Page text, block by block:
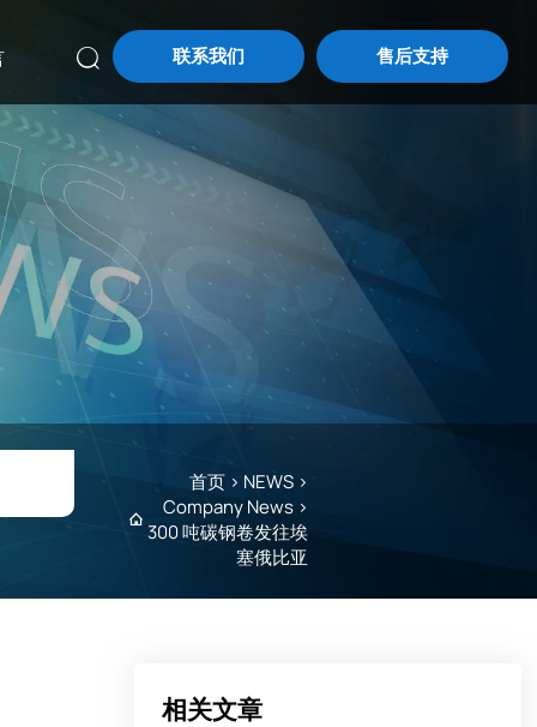
 联系我们 售后支持

首页> NEWS>
Company News>
300 吨碳钢卷发往埃
塞俄比亚
相关文章